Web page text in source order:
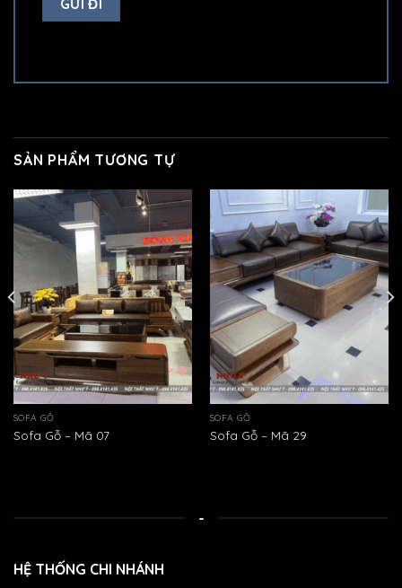
SẢN PHẨM TƯƠNG TỰ
SOFA GỖ
Sofa Gỗ – Mã 07
SOFA GỖ
Sofa Gỗ – Mã 29
-
HỆ THỐNG CHI NHÁNH